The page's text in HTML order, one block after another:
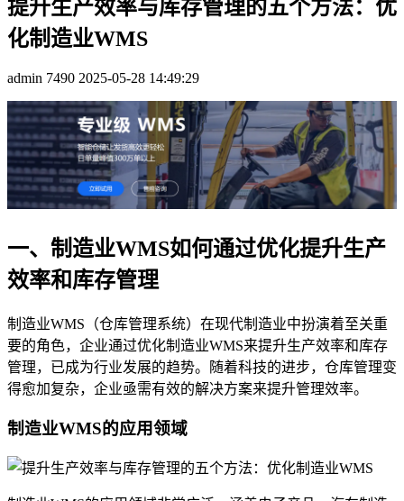
提升生产效率与库存管理的五个方法：优
化制造业WMS
admin 7490 2025-05-28 14:49:29
一、制造业WMS如何通过优化提升生产
效率和库存管理
制造业WMS（仓库管理系统）在现代制造业中扮演着至关重
要的角色，企业通过优化制造业WMS来提升生产效率和库存
管理，已成为行业发展的趋势。随着科技的进步，仓库管理变
得愈加复杂，企业亟需有效的解决方案来提升管理效率。
制造业WMS的应用领域